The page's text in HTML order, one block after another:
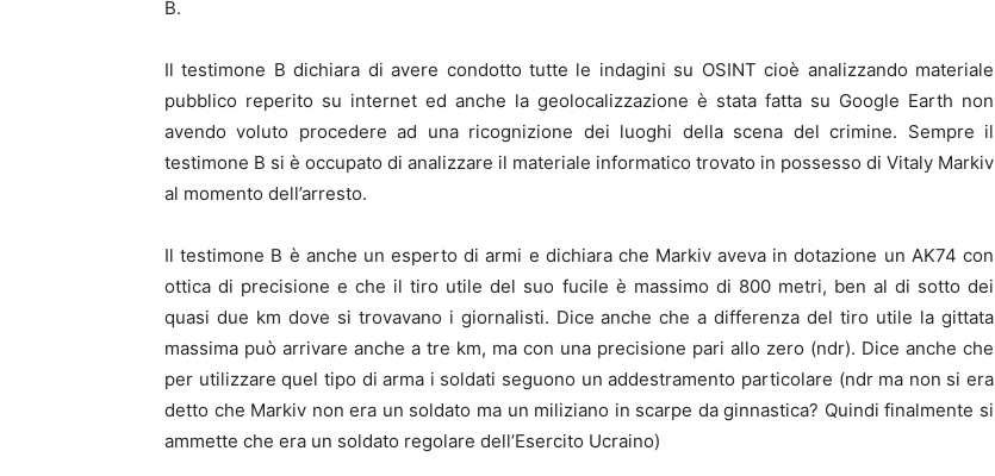
B.
Il testimone B dichiara di avere condotto tutte le indagini su OSINT cioè analizzando materiale
pubblico reperito su internet ed anche la geolocalizzazione è stata fatta su Google Earth non
avendo voluto procedere ad una ricognizione dei luoghi della scena del crimine. Sempre il
testimone B si è occupato di analizzare il materiale informatico trovato in possesso di Vitaly Markiv
al momento dell’arresto.
Il testimone B è anche un esperto di armi e dichiara che Markiv aveva in dotazione un AK74 con
ottica di precisione e che il tiro utile del suo fucile è massimo di 800 metri, ben al di sotto dei
quasi due km dove si trovavano i giornalisti. Dice anche che a differenza del tiro utile la gittata
massima può arrivare anche a tre km, ma con una precisione pari allo zero (ndr). Dice anche che
per utilizzare quel tipo di arma i soldati seguono un addestramento particolare (ndr ma non si era
detto che Markiv non era un soldato ma un miliziano in scarpe da ginnastica? Quindi finalmente si
ammette che era un soldato regolare dell’Esercito Ucraino)